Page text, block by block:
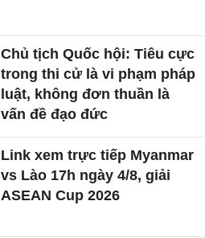
Chủ tịch Quốc hội: Tiêu cực
trong thi cử là vi phạm pháp
luật, không đơn thuần là
vấn đề đạo đức
Link xem trực tiếp Myanmar
vs Lào 17h ngày 4/8, giải
ASEAN Cup 2026